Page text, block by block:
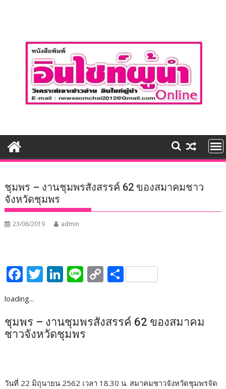
ชุมพร – งานชุมพรสังสรรค์ 62 ของสมาคมชาว
จังหวัดชุมพร
23/06/2019 admin
F
e
b
o
T
er
Li
e
dI
Li C
y
S
e
loading...
ชุมพร – งานชุมพรสังสรรค์ 62 ของสมาคม
ชาวจังหวัดชุมพร
วันที่ 22 มิถุนายน 2562 เวลา 18.30 น. สมาคมชาวจังหวัดชุมพรจัด